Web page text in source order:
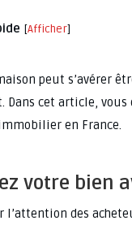
[Afficher]
peut s’avérer
Dans cet article,
en France.
votre bien
l’attention des